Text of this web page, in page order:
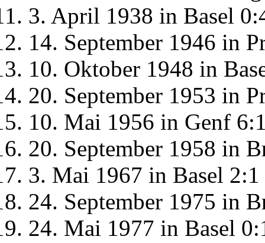
3. April 1938 in Basel
14. September 1946 in
10. Oktober 1948 in
20. September 1953 in
10. Mai 1956 in Genf
20. September 1958 in
3. Mai 1967 in Basel 2:1
24. September 1975 in
24. Mai 1977 in Basel